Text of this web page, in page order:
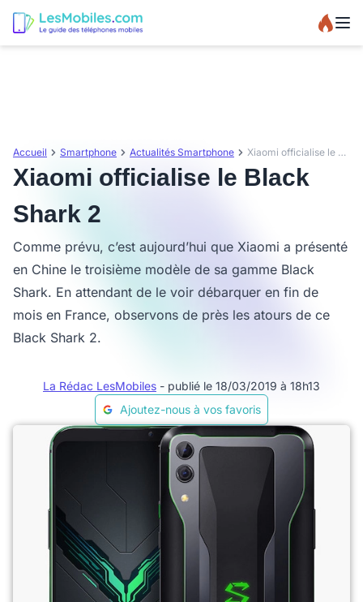
Accueil Smartphone Actualités Smartphone Xiaomi officialise le Black Shark 2
Xiaomi officialise le Black
Shark 2
Comme prévu, c’est aujourd’hui que Xiaomi a présenté
en Chine le troisième modèle de sa gamme Black
Shark. En attendant de le voir débarquer en fin de
mois en France, observons de près les atours de ce
Black Shark 2.
La Rédac LesMobiles - publié le 18/03/2019 à 18h13
Ajoutez-nous à vos favoris